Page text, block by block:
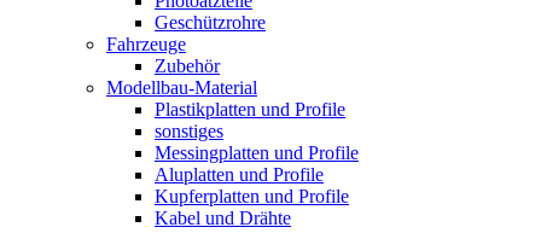
Geschützrohre
Fahrzeuge
Zubehör
Modellbau-Material
Plastikplatten und Profile
sonstiges
Messingplatten und Profile
Aluplatten und Profile
Kupferplatten und Profile
Kabel und Drähte